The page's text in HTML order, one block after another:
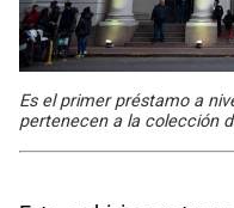
Es el primer préstamo a
pertenecen a la colección